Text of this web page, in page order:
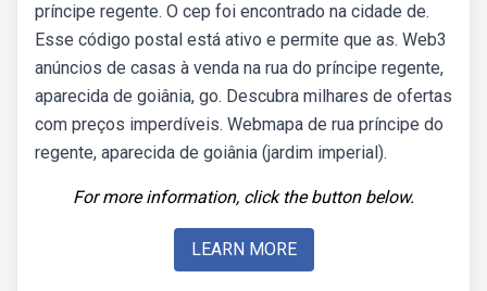
príncipe regente. O cep foi encontrado na cidade de.
Esse código postal está ativo e permite que as. Web3
anúncios de casas à venda na rua do príncipe regente,
aparecida de goiânia, go. Descubra milhares de ofertas
com preços imperdíveis. Webmapa de rua príncipe do
regente, aparecida de goiânia (jardim imperial).
For more information, click the button below.
LEARN MORE